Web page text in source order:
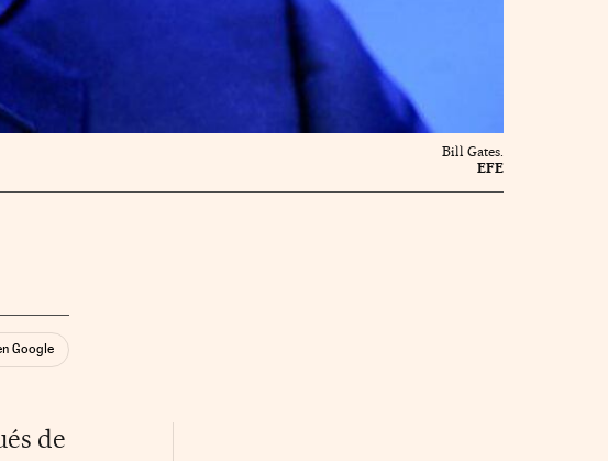
Bill Gates.
EFE
Google
de